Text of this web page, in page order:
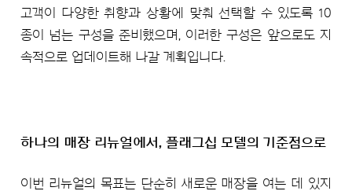
고객이 다양한 취향과 상황에 맞춰 선택할 수 있도록 10
종이 넘는 구성을 준비했으며, 이러한 구성은 앞으로도 지
속적으로 업데이트해 나갈 계획입니다.
하나의 매장 리뉴얼에서, 플래그십 모델의 기준점으로
이번 리뉴얼의 목표는 단순히 새로운 매장을 여는 데 있지